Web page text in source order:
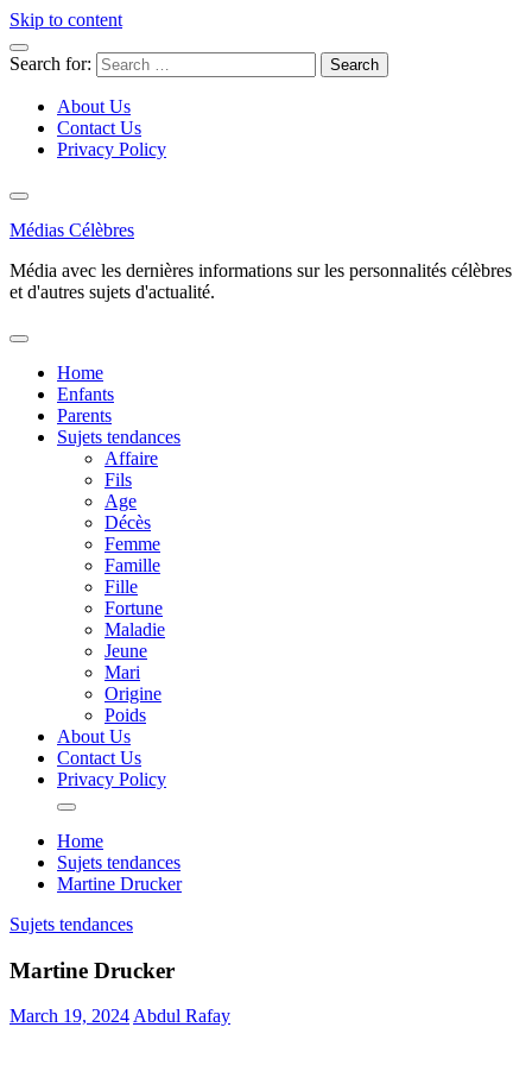
Skip to content
Search for:
About Us
Contact Us
Privacy Policy
Médias Célèbres
Média avec les dernières informations sur les personnalités célèbres
et d'autres sujets d'actualité.
Home
Enfants
Parents
Sujets tendances
Affaire
Fils
Age
Décès
Femme
Famille
Fille
Fortune
Maladie
Jeune
Mari
Origine
Poids
About Us
Contact Us
Privacy Policy
Home
Sujets tendances
Martine Drucker
Sujets tendances
Martine Drucker
March 19, 2024Abdul Rafay